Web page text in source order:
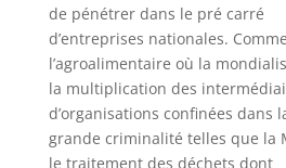
de pénétrer dans le pré carré
d’entreprises nationales.
l’agroalimentaire où la
la multiplication des
d’organisations confinées dans
grande criminalité telles que la
le traitement des déchets dont